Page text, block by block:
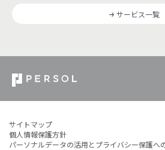
サービス一覧
サイトマップ
個人情報保護方針
パーソナルデータの活用とプライバシー保護へ